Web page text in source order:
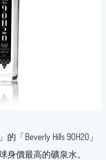
「Beverly Hills 9OH2O」
身價最高的礦泉水。